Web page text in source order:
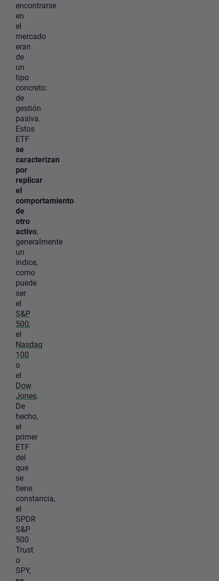
encontrarse
en
el
mercado
eran
de
un
tipo
concreto:
de
gestión
pasiva.
Estos
ETF
se
caracterizan
por
replicar
el
comportamiento
de
otro
activo,
generalmente
un
índice,
como
puede
ser
el
S&P
500,
el
Nasdaq
100
o
el
Dow
Jones.
De
hecho,
el
primer
ETF
del
que
se
tiene
constancia,
el
SPDR
S&P
500
Trust
o
SPY,